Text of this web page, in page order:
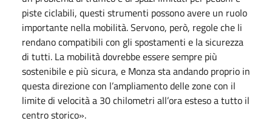
piste ciclabili, questi strumenti possono avere un ruolo
importante nella mobilità. Servono, però, regole che li
rendano compatibili con gli spostamenti e la sicurezza
di tutti. La mobilità dovrebbe essere sempre più
sostenibile e più sicura, e Monza sta andando proprio in
questa direzione con l’ampliamento delle zone con il
limite di velocità a 30 chilometri all’ora esteso a tutto il
centro storico».